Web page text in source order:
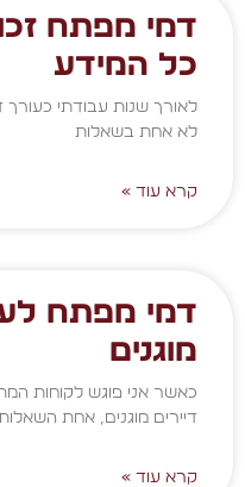
דמי מפתח
כל המידע
לאורך שנות עבודתי כעורך
לא אחת בשאלות
קרא עוד »
דמי מפתח
מוגנים
כאשר אני פוגש לקוחות
דיירים מוגנים, אחת
קרא עוד »